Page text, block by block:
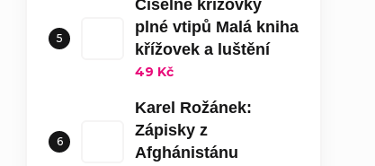
Číselné křížovky
plné vtipů Malá kniha
křížovek a luštění
49 Kč
Karel Rožánek:
Zápisky z
Afghánistánu